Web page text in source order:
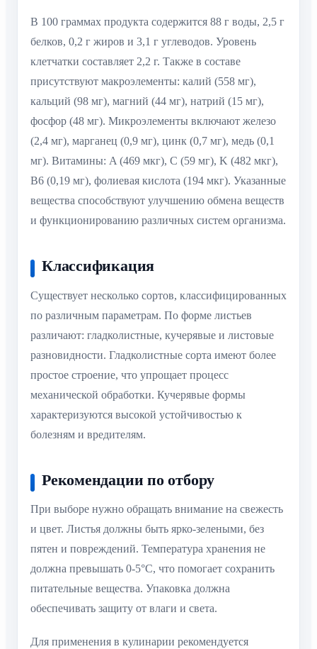
В 100 граммах продукта содержится 88 г воды, 2,5 г
белков, 0,2 г жиров и 3,1 г углеводов. Уровень
клетчатки составляет 2,2 г. Также в составе
присутствуют макроэлементы: калий (558 мг),
кальций (98 мг), магний (44 мг), натрий (15 мг),
фосфор (48 мг). Микроэлементы включают железо
(2,4 мг), марганец (0,9 мг), цинк (0,7 мг), медь (0,1
мг). Витамины: A (469 мкг), C (59 мг), K (482 мкг),
B6 (0,19 мг), фолиевая кислота (194 мкг). Указанные
вещества способствуют улучшению обмена веществ
и функционированию различных систем организма.
Классификация
Существует несколько сортов, классифицированных
по различным параметрам. По форме листьев
различают: гладколистные, кучерявые и листовые
разновидности. Гладколистные сорта имеют более
простое строение, что упрощает процесс
механической обработки. Кучерявые формы
характеризуются высокой устойчивостью к
болезням и вредителям.
Рекомендации по отбору
При выборе нужно обращать внимание на свежесть
и цвет. Листья должны быть ярко-зелеными, без
пятен и повреждений. Температура хранения не
должна превышать 0-5°C, что помогает сохранить
питательные вещества. Упаковка должна
обеспечивать защиту от влаги и света.
Для применения в кулинарии рекомендуется